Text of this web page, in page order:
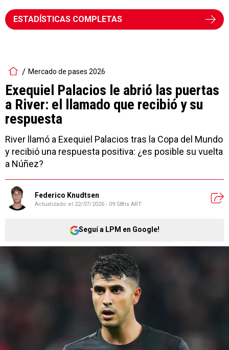
ESTADÍSTICAS COMPLETAS
Mercado de pases 2026
Exequiel Palacios le abrió las puertas
a River: el llamado que recibió y su
respuesta
River llamó a Exequiel Palacios tras la Copa del Mundo
y recibió una respuesta positiva: ¿es posible su vuelta
a Núñez?
Federico Knudtsen
Actualizado el 22/07/2026 - 09:58hs ART
Seguí a LPM en Google!